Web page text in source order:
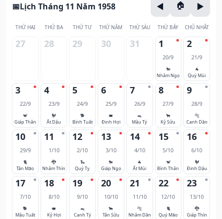
Lịch Tháng 11 Năm 1958
THỨ HAI THỨ BA THỨ TƯ THỨ NĂM THỨ SÁU THỨ BẢY CHỦ NHẬT
27 28 29 30 31 1
20/9
🐎
Nhâm Ngọ
2
21/9
🐐
Quý Mùi
3
22/9
🐒
Giáp Thân
4
23/9
🐓
Ất Dậu
5
24/9
🐕
Bính Tuất
6
25/9
🐖
Đinh Hợi
7
26/9
🐀
Mậu Tý
8
27/9
🐂
Kỷ Sửu
9
28/9
🐅
Canh Dần
10
29/9
🐈
Tân Mão
11
1/10
🐉
Nhâm Thìn
12
2/10
🐍
Quý Tỵ
13
3/10
🐎
Giáp Ngọ
14
4/10
🐐
Ất Mùi
15
5/10
🐒
Bính Thân
16
6/10
🐓
Đinh Dậu
17
7/10
🐕
Mậu Tuất
18
8/10
🐖
Kỷ Hợi
19
9/10
🐀
Canh Tý
20
10/10
🐂
Tân Sửu
21
11/10
🐅
Nhâm Dần
22
12/10
🐈
Quý Mão
23
13/10
🐉
Giáp Thìn